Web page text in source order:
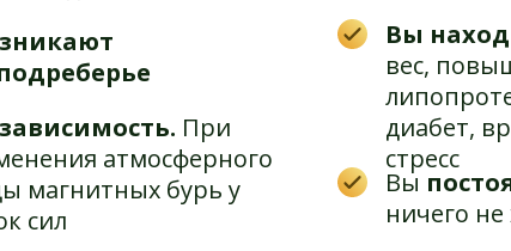
При
атмосферного
магнитных бурь у
сил
Вы
вес,
диабет,
стресс
Вы
ничего не